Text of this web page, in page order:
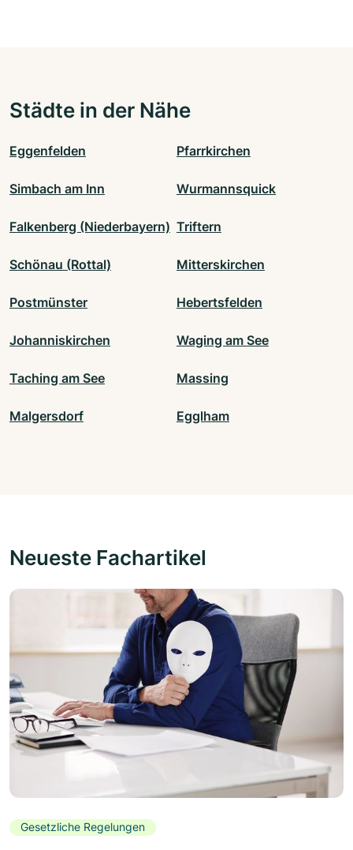
Städte in der Nähe
Eggenfelden Pfarrkirchen
Simbach am Inn Wurmannsquick
Falkenberg (Niederbayern) Triftern
Schönau (Rottal) Mitterskirchen
Postmünster Hebertsfelden
Johanniskirchen Waging am See
Taching am See Massing
Malgersdorf Egglham
Neueste Fachartikel
Gesetzliche Regelungen